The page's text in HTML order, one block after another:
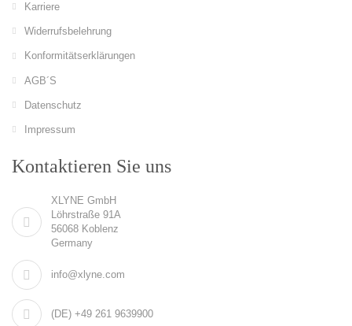
Karriere
Widerrufsbelehrung
Konformitätserklärungen
AGB´S
Datenschutz
Impressum
Kontaktieren Sie uns
XLYNE GmbH
Löhrstraße 91A
56068 Koblenz
Germany
info@xlyne.com
(DE) +49 261 9639900